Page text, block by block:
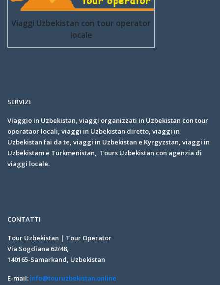
Viaggi Uzbekistan con tour operator
locale
SERVIZI
Viaggio in Uzbekistan, viaggi organizzati in Uzbekistan con tour
operataor locali, viaggi in Uzbekistan diretto, viaggi in
Uzbekistan fai da te, viaggi in Uzbekistan e Kyrgyzstan, viaggi in
Uzbekistam e Turkmenistan, Tours Uzbekistan con agenzia di
viaggi locale.
CONTATTI
Tour Uzbekistan | Tour Operator
Via Sogdiana 62/48,
140165-Samarkand, Uzbekistan
E-mail: info@touruzbekistan.online